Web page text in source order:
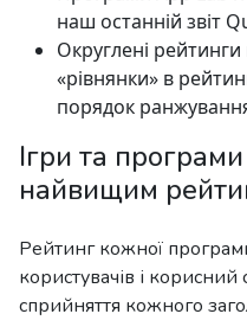
наш останній звіт
Округлені
«рівнянки» в
порядок
Ігри та
найвищим
Рейтинг кожної
користувачів і корисний
сприйняття кожного